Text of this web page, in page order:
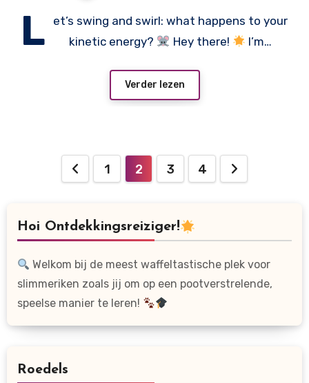
L
et’s swing and swirl: what happens to your
kinetic energy?
Hey there! I’m…
Verder lezen
Berichten1 2 3 4
Hoi Ontdekkingsreiziger!
Welkom bij de meest waffeltastische plek voor
slimmeriken zoals jij om op een pootverstrelende,
speelse manier te leren!
Roedels